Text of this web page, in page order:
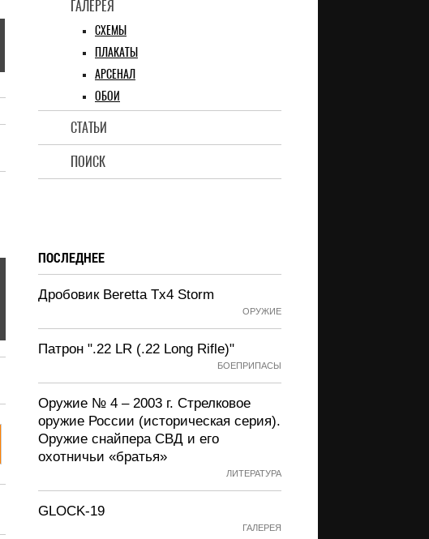
ГАЛЕРЕЯ
СХЕМЫ
ПЛАКАТЫ
АРСЕНАЛ
ОБОИ
СТАТЬИ
ПОИСК
ПОСЛЕДНЕЕ
Дробовик Beretta Tx4 Storm
ОРУЖИЕ
Патрон ".22 LR (.22 Long Rifle)"
БОЕПРИПАСЫ
Оружие № 4 – 2003 г. Стрелковое
оружие России (историческая серия).
Оружие снайпера СВД и его
охотничьи «братья»
ЛИТЕРАТУРА
GLOCK-19
ГАЛЕРЕЯ